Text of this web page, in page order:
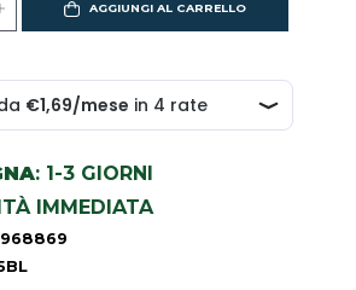
AGGIUNGI AL CARRELLO
: 1-3 GIORNI
IMMEDIATA